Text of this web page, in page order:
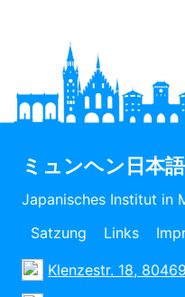
ミュンヘン日本
Japanisches Institut in
Satzung
Links
Klenzestr. 18,